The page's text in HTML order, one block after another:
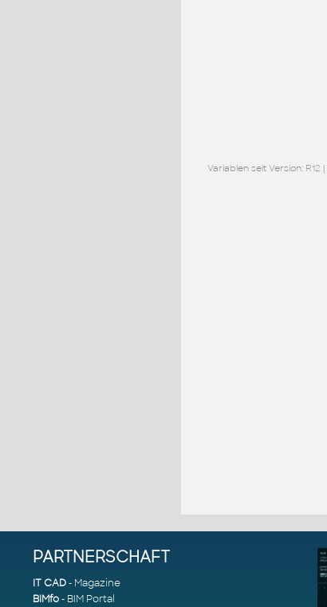
Variablen seit Version: R12 |
PARTNERSCHAFT
IT CAD- Magazine
BIMfo- BIM Portal